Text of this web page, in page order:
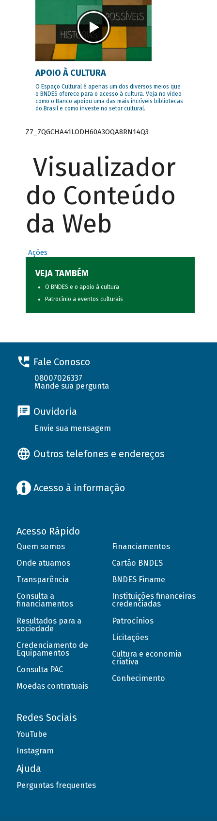
APOIO À CULTURA
O Espaço Cultural é apenas um dos diversos meios que
o BNDES oferece para o acesso à cultura. Veja no vídeo
como o Banco apoiou uma das mais incríveis bibliotecas
do Brasil e como investe no setor cultural.
Z7_7QGCHA41LODH60A3OQA8RN14Q3
Visualizador
do Conteúdo
da Web
Ações
VEJA TAMBÉM
O BNDES e o apoio à cultura
Patrocínio a eventos culturais
Fale Conosco
08007026337
Mande sua pergunta
Ouvidoria
Envie sua mensagem
Outros telefones e endereços
Acesso à informação
Acesso Rápido
Quem somos
Onde atuamos
Transparência
Consulta a
financiamentos
Resultados para a
sociedade
Credenciamento de
Equipamentos
Consulta PAC
Moedas contratuais
Financiamentos
Cartão BNDES
BNDES Finame
Instituições financeiras
credenciadas
Patrocínios
Licitações
Cultura e economia
criativa
Conhecimento
Redes Sociais
YouTube
Instagram
Ajuda
Perguntas frequentes